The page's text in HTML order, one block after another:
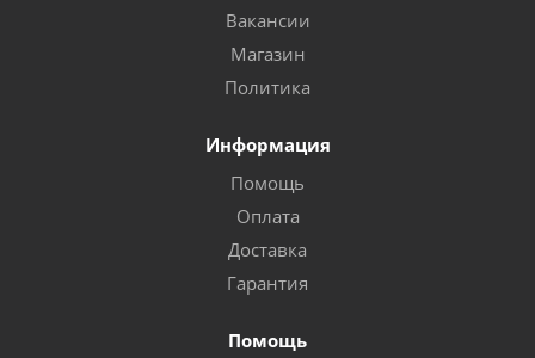
Вакансии
Магазин
Политика
Информация
Помощь
Оплата
Доставка
Гарантия
Помощь